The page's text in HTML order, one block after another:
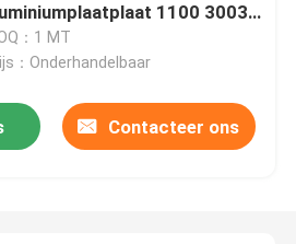
1100 3003
5 mm dikte
：1 MT
：Onderhandelbaar
Contacteer ons
Het Blad van het Roestvrij staalmetaal van GB 409 410 1800mm HL Oxydatie die tegen Ce SNI verzetten zich